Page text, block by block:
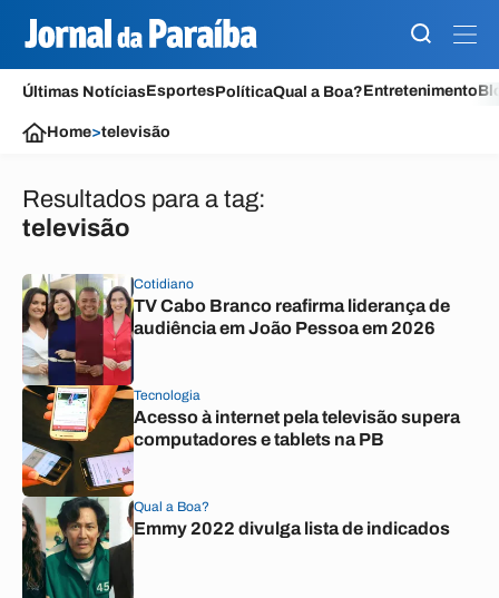
Últimas NotíciasEsportesPolíticaQual a Boa?Entretenimento
Home>televisão
Resultados para a tag:
televisão
Cotidiano
TV Cabo Branco reafirma liderança de
audiência em João Pessoa em 2026
Tecnologia
Acesso à internet pela televisão supera
computadores e tablets na PB
Qual a Boa?
Emmy 2022 divulga lista de indicados